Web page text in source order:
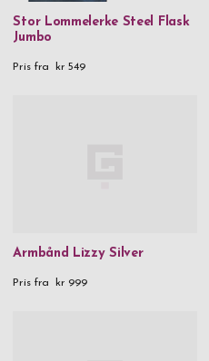
Stor Lommelerke Steel Flask
Jumbo
Pris fra kr 549
Armbånd Lizzy Silver
Pris fra kr 999